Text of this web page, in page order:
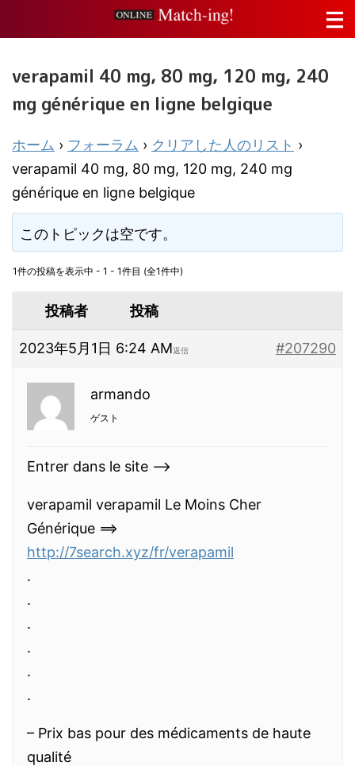
verapamil 40 mg, 80 mg, 120 mg, 240
mg générique en ligne belgique
ホーム › フォーラム › クリアした人のリスト ›
verapamil 40 mg, 80 mg, 120 mg, 240 mg
générique en ligne belgique
このトピックは空です。
1件の投稿を表示中 - 1 - 1件目 (全1件中)
投稿者 投稿
2023年5月1日 6:24 AM #207290
返信
armando
ゲスト
Entrer dans le site —>
verapamil verapamil Le Moins Cher
Générique ==>
http://7search.xyz/fr/verapamil
.
.
.
.
.
.
– Prix bas pour des médicaments de haute
qualité